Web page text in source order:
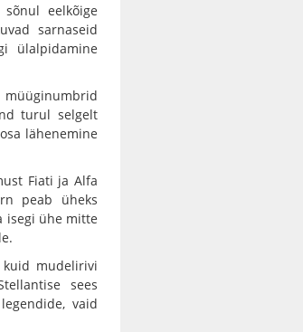
eelkõige
sarnaseid
ülalpidamine
müüginumbrid
turul selgelt
lähenemine
Fiati ja Alfa
peab üheks
isegi ühe mitte
mudelirivi
sees
vaid